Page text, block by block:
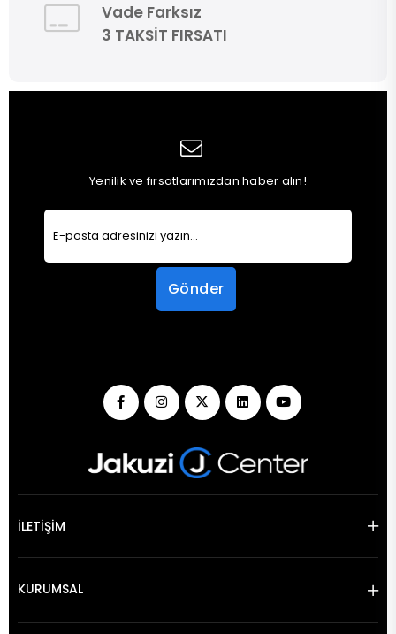
Vade Farksız
3 TAKSİT FIRSATI
Yenilik ve fırsatlarımızdan haber alın!
Gönder
İLETİŞİM
KURUMSAL